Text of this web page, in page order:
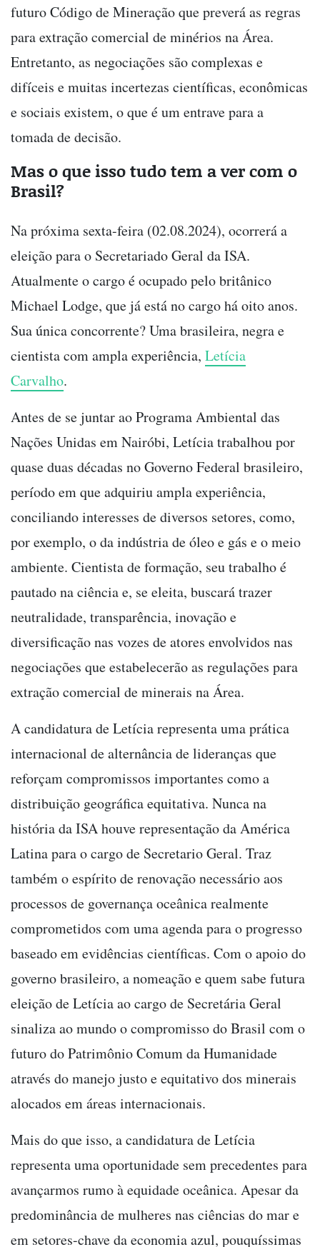
futuro Código de Mineração que preverá as regras
para extração comercial de minérios na Área.
Entretanto, as negociações são complexas e
difíceis e muitas incertezas científicas, econômicas
e sociais existem, o que é um entrave para a
tomada de decisão.
Mas o que isso tudo tem a ver com o
Brasil?
Na próxima sexta-feira (02.08.2024), ocorrerá a
eleição para o Secretariado Geral da ISA.
Atualmente o cargo é ocupado pelo britânico
Michael Lodge, que já está no cargo há oito anos.
Sua única concorrente? Uma brasileira, negra e
cientista com ampla experiência, Letícia
Carvalho.
Antes de se juntar ao Programa Ambiental das
Nações Unidas em Nairóbi, Letícia trabalhou por
quase duas décadas no Governo Federal brasileiro,
período em que adquiriu ampla experiência,
conciliando interesses de diversos setores, como,
por exemplo, o da indústria de óleo e gás e o meio
ambiente. Cientista de formação, seu trabalho é
pautado na ciência e, se eleita, buscará trazer
neutralidade, transparência, inovação e
diversificação nas vozes de atores envolvidos nas
negociações que estabelecerão as regulações para
extração comercial de minerais na Área.
A candidatura de Letícia representa uma prática
internacional de alternância de lideranças que
reforçam compromissos importantes como a
distribuição geográfica equitativa. Nunca na
história da ISA houve representação da América
Latina para o cargo de Secretario Geral. Traz
também o espírito de renovação necessário aos
processos de governança oceânica realmente
comprometidos com uma agenda para o progresso
baseado em evidências científicas. Com o apoio do
governo brasileiro, a nomeação e quem sabe futura
eleição de Letícia ao cargo de Secretária Geral
sinaliza ao mundo o compromisso do Brasil com o
futuro do Patrimônio Comum da Humanidade
através do manejo justo e equitativo dos minerais
alocados em áreas internacionais.
Mais do que isso, a candidatura de Letícia
representa uma oportunidade sem precedentes para
avançarmos rumo à equidade oceânica. Apesar da
predominância de mulheres nas ciências do mar e
em setores-chave da economia azul, pouquíssimas